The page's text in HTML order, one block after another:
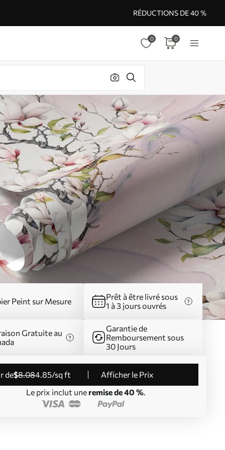
RÉDUCTIONS DE 40 %
0 0
Peint sur Mesure
Prêt à être livré sous
1 à 3 jours ouvrés
Gratuite au
Garantie de
Remboursement sous
30 Jours
de$8.084.85/sq ft
Afficher le Prix
Le prix inclut une remise de 40 %.